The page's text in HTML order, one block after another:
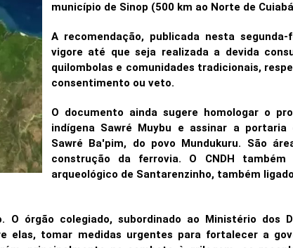
município de Sinop (500 km ao Norte de
A recomendação, publicada nesta
vigore até que seja realizada a devida
quilombolas e comunidades tradicionais,
consentimento ou veto.
O documento ainda sugere homologar o
indígena Sawré Muybu e assinar a
Sawré Ba'pim, do povo Mundukuru. São
construção da ferrovia. O CNDH
arqueológico de Santarenzinho, também
órgão colegiado, subordinado ao Ministério dos
elas, tomar medidas urgentes para fortalecer a